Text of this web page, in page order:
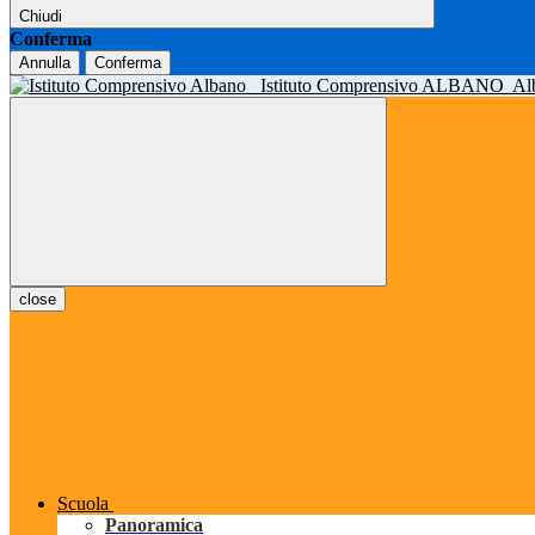
Chiudi
Conferma
Annulla Conferma
Istituto Comprensivo ALBANO
close
Scuola
Panoramica